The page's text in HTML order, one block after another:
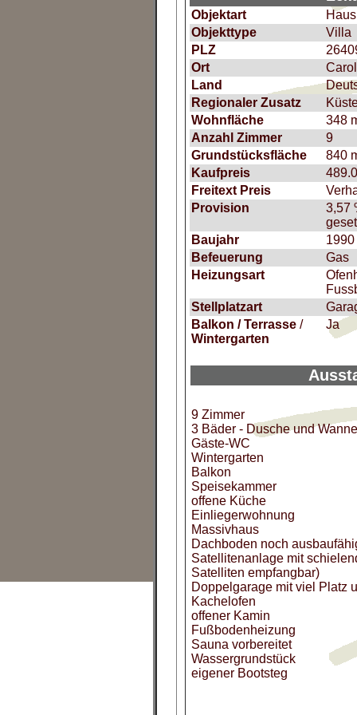
Objektart
Haus
Objekttype
Villa
PLZ
Ort
Land
Regionaler Zusatz
Wohnfläche
348
Anzahl Zimmer
9
Grundstücksfläche
840
Kaufpreis
Freitext Preis
Provision
3,57
Baujahr
1990
Befeuerung
Gas
Heizungsart
Stellplatzart
Balkon / Terrasse/
Wintergarten
Ja
9 Zimmer
3 Bäder - Dusche und
Gäste-WC
Wintergarten
Balkon
Speisekammer
offene Küche
Einliegerwohnung
Massivhaus
Dachboden noch
Satellitenanlage mit
Satelliten empfangbar)
Doppelgarage mit viel Platz
Kachelofen
offener Kamin
Fußbodenheizung
Sauna vorbereitet
Wassergrundstück
eigener Bootsteg